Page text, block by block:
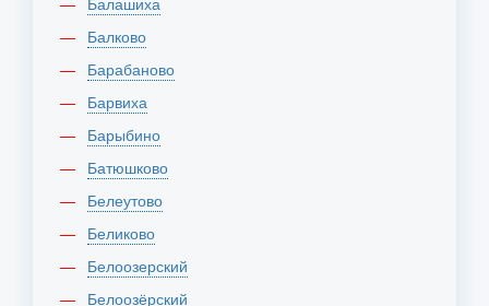
Балково
Барабаново
Барвиха
Барыбино
Батюшково
Белеутово
Беликово
Белоозерский
Белоозёрский